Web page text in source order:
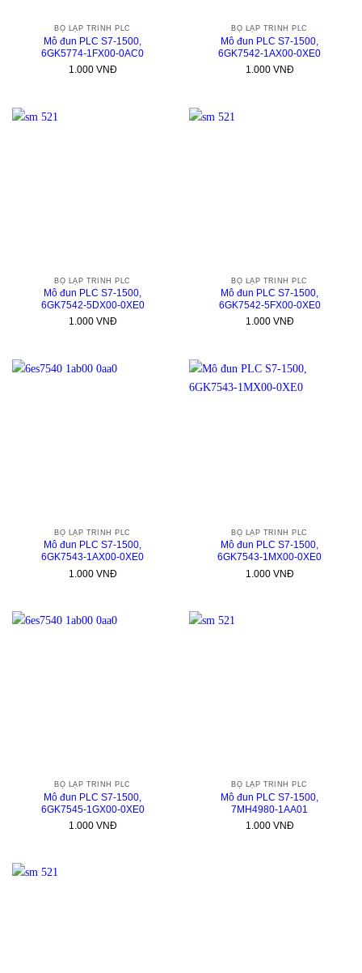
BỘ LẬP TRÌNH PLC
Mô đun PLC S7-1500,
6GK5774-1FX00-0AC0
1.000VNĐ
BỘ LẬP TRÌNH PLC
Mô đun PLC S7-1500,
6GK7542-1AX00-0XE0
1.000VNĐ
BỘ LẬP TRÌNH PLC
Mô đun PLC S7-1500,
6GK7542-5DX00-0XE0
1.000VNĐ
BỘ LẬP TRÌNH PLC
Mô đun PLC S7-1500,
6GK7542-5FX00-0XE0
1.000VNĐ
BỘ LẬP TRÌNH PLC
Mô đun PLC S7-1500,
6GK7543-1AX00-0XE0
1.000VNĐ
BỘ LẬP TRÌNH PLC
Mô đun PLC S7-1500,
6GK7543-1MX00-0XE0
1.000VNĐ
BỘ LẬP TRÌNH PLC
Mô đun PLC S7-1500,
6GK7545-1GX00-0XE0
1.000VNĐ
BỘ LẬP TRÌNH PLC
Mô đun PLC S7-1500,
7MH4980-1AA01
1.000VNĐ